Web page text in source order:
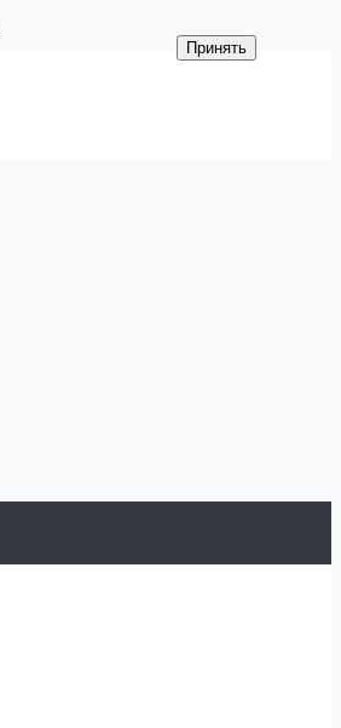
Принять